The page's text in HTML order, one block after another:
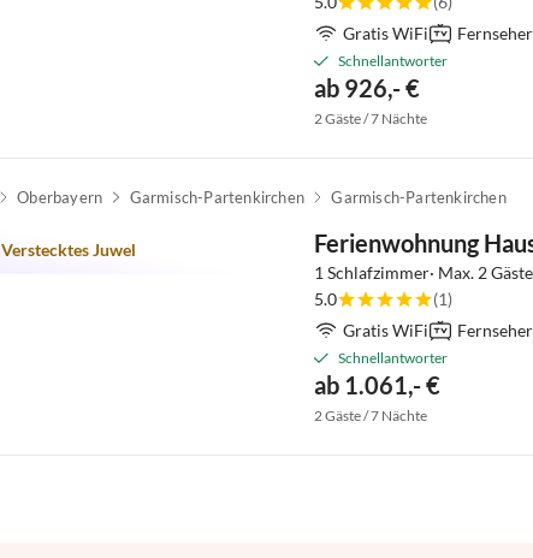
Gratis WiFi
Fernseher
Schnellantworter
ab 926,- €
2 Gäste / 7 Nächte
Oberbayern Garmisch-Partenkirchen Garmisch-Partenkirchen
Verstecktes Juwel Ferienwohnung
1 Schlafzimmer· Max. 2
5.0
(1)
Gratis WiFi
Fernseher
Schnellantworter
ab 1.061,- €
2 Gäste / 7 Nächte